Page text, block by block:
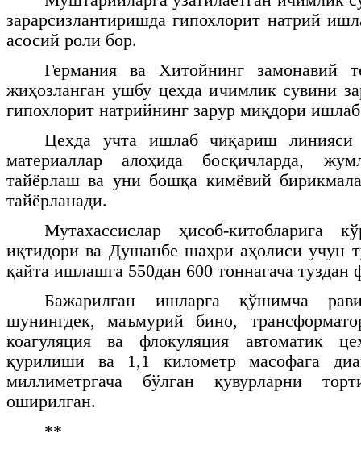
зарарсизлантиришда гипохлорит натрий
асосий роли бор.
Германия ва Хитойнинг замонавий
жиҳозланган ушбу цехда ичимлик сувини
гипохлорит натрийнинг зарур миқдори
Цехда учта ишлаб чиқариш линияси
материаллар алоҳида босқичларда,
тайёрлаш ва уни бошқа кимёвий
тайёрланади.
Мутахассислар ҳисоб-китобларига
иқтидори ва Душанбе шаҳри аҳолиси учун
қайта ишлашга 550дан 600 тоннагача туздан
Бажарилган ишларга қўшимча
шунингдек, маъмурий бино,
коагуляция ва флокуляция автоматик
қурилиши ва 1,1 километр масофага
миллиметргача бўлган қувурларни
оширилган.
**